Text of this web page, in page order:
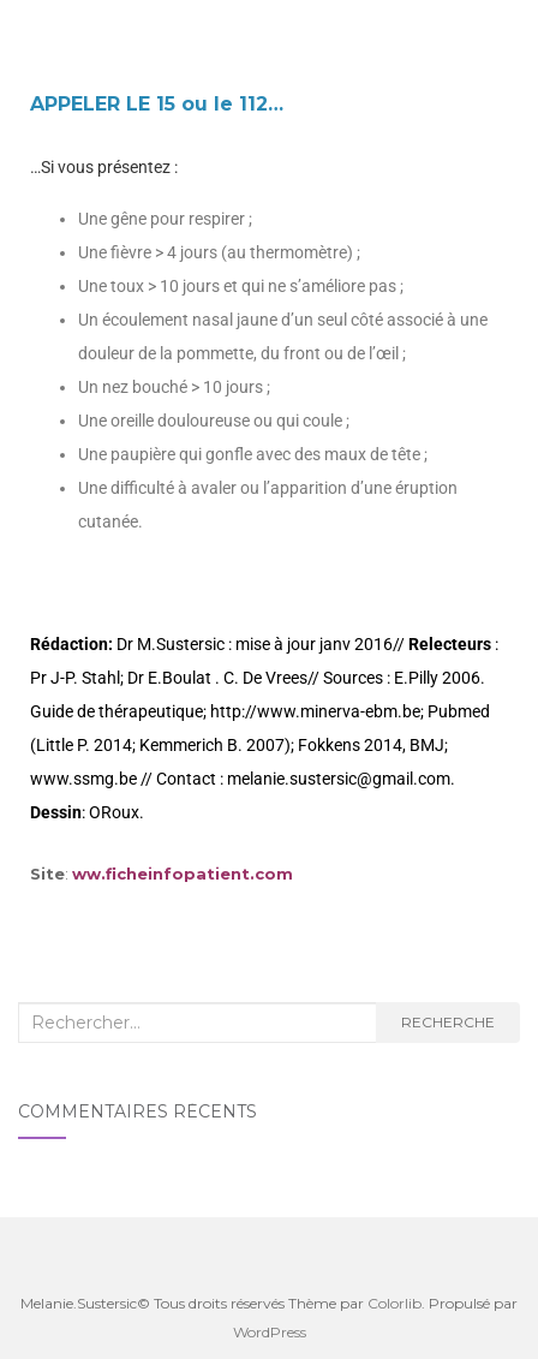
APPELER LE 15 ou le 112…
…Si vous présentez :
Une gêne pour respirer ;
Une fièvre > 4 jours (au thermomètre) ;
Une toux > 10 jours et qui ne s’améliore pas ;
Un écoulement nasal jaune d’un seul côté associé à une
douleur de la pommette, du front ou de l’œil ;
Un nez bouché > 10 jours ;
Une oreille douloureuse ou qui coule ;
Une paupière qui gonfle avec des maux de tête ;
Une difficulté à avaler ou l’apparition d’une éruption
cutanée.
Rédaction: Dr M.Sustersic : mise à jour janv 2016//Relecteurs :
Pr J-P. Stahl; Dr E.Boulat . C. De Vrees// Sources : E.Pilly 2006.
Guide de thérapeutique; http://www.minerva-ebm.be; Pubmed
(Little P. 2014; Kemmerich B. 2007); Fokkens 2014, BMJ;
www.ssmg.be // Contact : melanie.sustersic@gmail.com.
Dessin: ORoux.
Site: ww.ficheinfopatient.com
RECHERCHE
COMMENTAIRES RÉCENTS
Melanie.Sustersic© Tous droits réservés Thème par Colorlib. Propulsé par
WordPress